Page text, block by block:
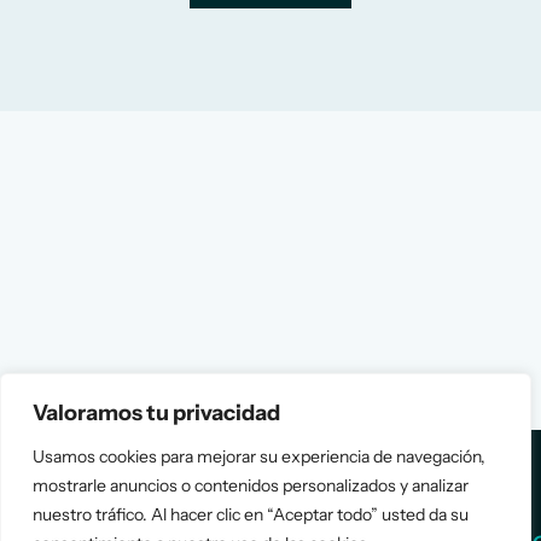
Valoramos tu privacidad
Usamos cookies para mejorar su experiencia de navegación,
mostrarle anuncios o contenidos personalizados y analizar
nuestro tráfico. Al hacer clic en “Aceptar todo” usted da su